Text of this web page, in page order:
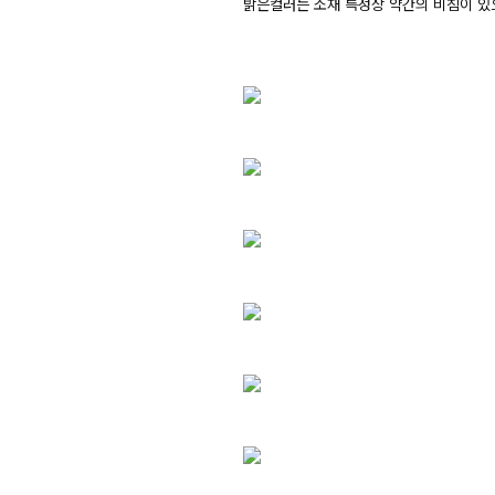
밝은컬러는 소재 특성상 약간의 비침이